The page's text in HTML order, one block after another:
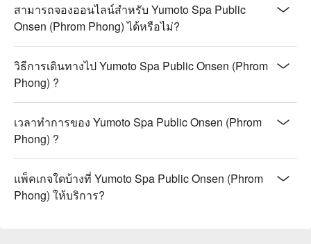
สามารถจองออนไลน์สำหรับ Yumoto Spa Public
Onsen (Phrom Phong) ได้หรือไม่?
วิธีการเดินทางไป Yumoto Spa Public Onsen (Phrom
Phong) ?
เวลาทำการของ Yumoto Spa Public Onsen (Phrom
Phong) ?
แพ็คเกจใดบ้างที่ Yumoto Spa Public Onsen (Phrom
Phong) ให้บริการ?